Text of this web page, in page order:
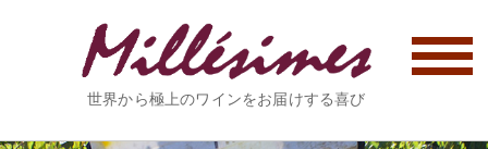
世界から極上のワインをお届けする喜び